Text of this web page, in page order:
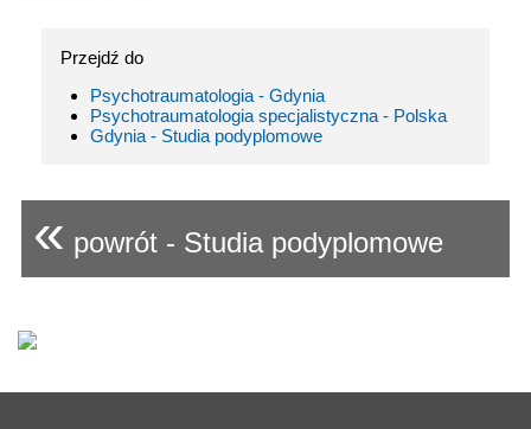
Przejdź do
Psychotraumatologia - Gdynia
Psychotraumatologia specjalistyczna - Polska
Gdynia - Studia podyplomowe
« powrót - Studia podyplomowe